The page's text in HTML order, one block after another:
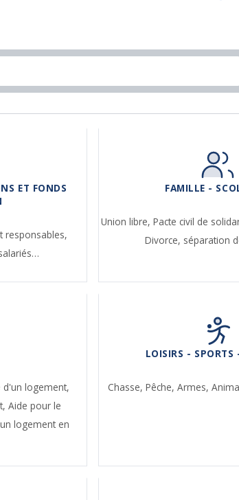
ET FONDS
responsables,
FAMILLE -
Union libre, Pacte civil de
Divorce, séparation
d'un logement,
Aide pour le
logement en
LOISIRS - SPORTS
Chasse,Pêche,Armes,